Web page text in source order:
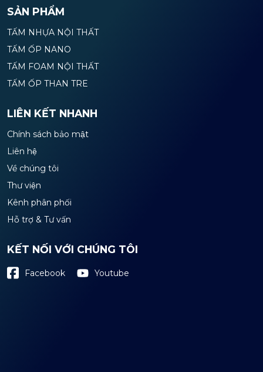
SẢN PHẨM
TẤM NHỰA NỘI THẤT
TẤM ỐP NANO
TẤM FOAM NỘI THẤT
TẤM ỐP THAN TRE
LIÊN KẾT NHANH
Chính sách bảo mật
Liên hệ
Về chúng tôi
Thư viện
Kênh phân phối
Hỗ trợ & Tư vấn
KẾT NỐI VỚI CHÚNG TÔI
Facebook Youtube